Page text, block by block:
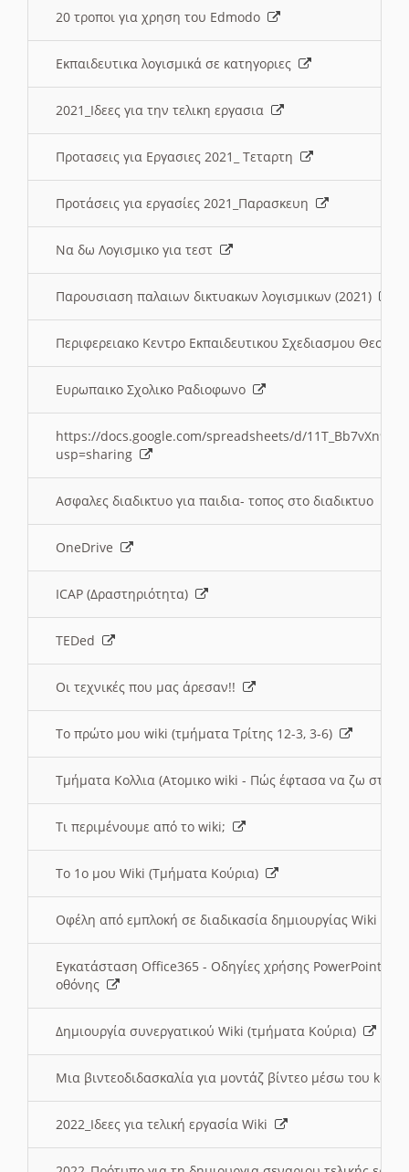
20 τροποι για χρηση του Edmodo
Εκπαιδευτικα λογισμικά σε κατηγοριες
2021_Ιδεες για την τελικη εργασια
Προτασεις για Εργασιες 2021_ Τεταρτη
Προτάσεις για εργασίες 2021_Παρασκευη
Να δω Λογισμικο για τεστ
Παρουσιαση παλαιων δικτυακων λογισμικων (2021)
Περιφερειακο Κεντρο Εκπαιδευτικου Σχεδιασμου
Ευρωπαικο Σχολικο Ραδιοφωνο
https://docs.google.com/spreadsheets/d/
usp=sharing
Ασφαλες διαδικτυο για παιδια- τοπος στο διαδικτυο
OneDrive
ICAP (Δραστηριότητα)
TEDed
Οι τεχνικές που μας άρεσαν!!
Το πρώτο μου wiki (τμήματα Τρίτης 12-3, 3-6)
Τμήματα Κολλια (Ατομικο wiki - Πώς έφτασα να ζω στην
Τι περιμένουμε από το wiki;
Το 1ο μου Wiki (Τμήματα Κούρια)
Οφέλη από εμπλοκή σε διαδικασία δημιουργίας Wiki
Εγκατάσταση Office365 - Οδηγίες χρήσης PowerPoint
οθόνης
Δημιουργία συνεργατικού Wiki (τμήματα Κούρια)
Μια βιντεοδιδασκαλία για μοντάζ βίντεο μέσω του
2022_Ιδεες για τελική εργασία Wiki